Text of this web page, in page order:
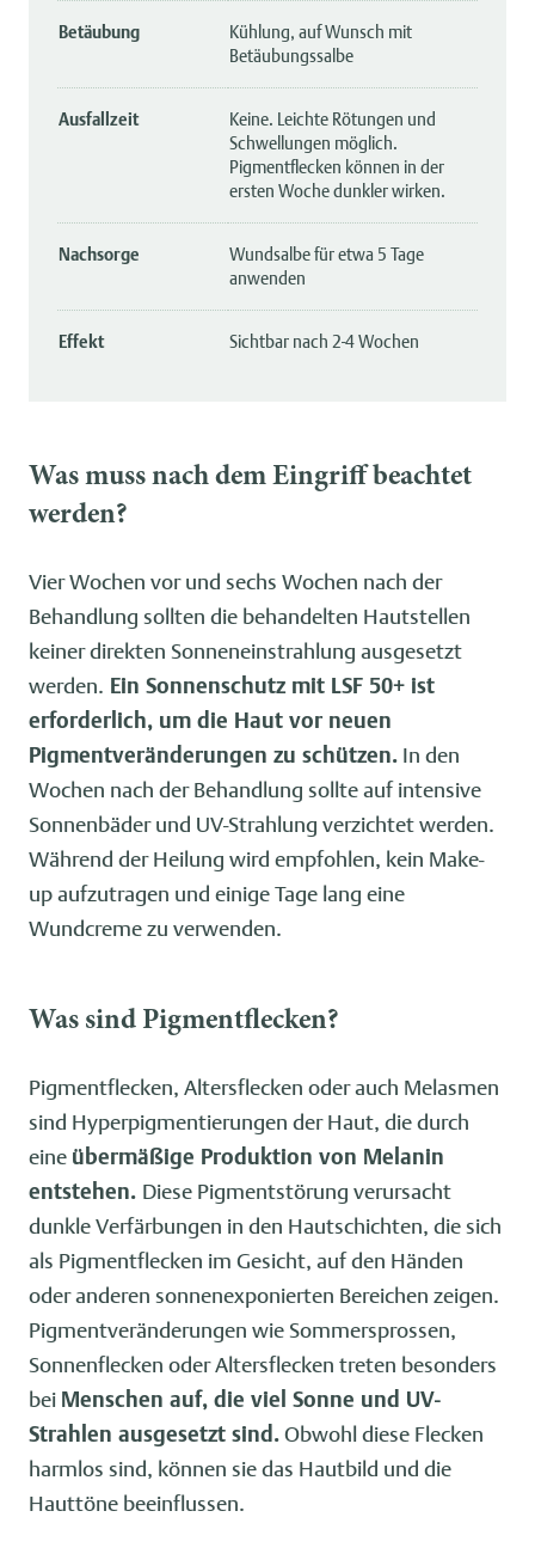
Betäubung
Kühlung, auf Wunsch mit
Betäubungssalbe
Ausfallzeit
Keine. Leichte Rötungen und
Schwellungen möglich.
Pigmentflecken können in der
ersten Woche dunkler wirken.
Nachsorge
Wundsalbe für etwa 5 Tage
anwenden
Effekt Sichtbar nach 2-4 Wochen
Was muss nach dem Eingriff beachtet
werden?
Vier Wochen vor und sechs Wochen nach der
Behandlung sollten die behandelten Hautstellen
keiner direkten Sonneneinstrahlung ausgesetzt
werden. Ein Sonnenschutz mit LSF 50+ ist
erforderlich, um die Haut vor neuen
Pigmentveränderungen zu schützen. In den
Wochen nach der Behandlung sollte auf intensive
Sonnenbäder und UV-Strahlung verzichtet werden.
Während der Heilung wird empfohlen, kein Make-
up aufzutragen und einige Tage lang eine
Wundcreme zu verwenden.
Was sind Pigmentflecken?
Pigmentflecken, Altersflecken oder auch Melasmen
sind Hyperpigmentierungen der Haut, die durch
eine übermäßige Produktion von Melanin
entstehen. Diese Pigmentstörung verursacht
dunkle Verfärbungen in den Hautschichten, die sich
als Pigmentflecken im Gesicht, auf den Händen
oder anderen sonnenexponierten Bereichen zeigen.
Pigmentveränderungen wie Sommersprossen,
Sonnenflecken oder Altersflecken treten besonders
bei Menschen auf, die viel Sonne und UV-
Strahlen ausgesetzt sind.Obwohl diese Flecken
harmlos sind, können sie das Hautbild und die
Hauttöne beeinflussen.